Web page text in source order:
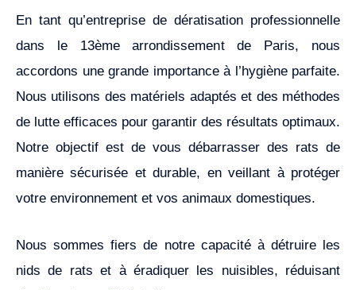
En tant qu’entreprise de dératisation professionnelle
dans le 13ème arrondissement de Paris, nous
accordons une grande importance à l’hygiène parfaite.
Nous utilisons des matériels adaptés et des méthodes
de lutte efficaces pour garantir des résultats optimaux.
Notre objectif est de vous débarrasser des rats de
manière sécurisée et durable, en veillant à protéger
votre environnement et vos animaux domestiques.
Nous sommes fiers de notre capacité à détruire les
nids de rats et à éradiquer les nuisibles, réduisant